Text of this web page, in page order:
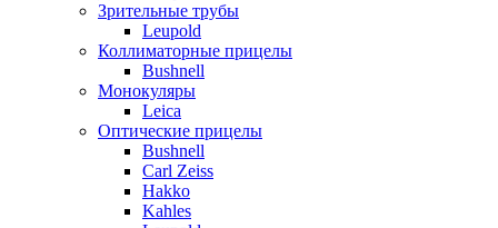
Зрительные трубы
Leupold
Коллиматорные прицелы
Bushnell
Монокуляры
Leica
Оптические прицелы
Bushnell
Carl Zeiss
Hakko
Kahles